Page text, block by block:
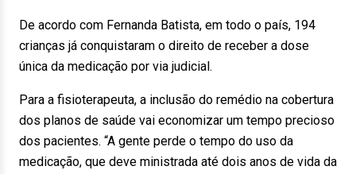
De acordo com Fernanda Batista, em todo o país, 194
crianças já conquistaram o direito de receber a dose
única da medicação por via judicial.
Para a fisioterapeuta, a inclusão do remédio na cobertura
dos planos de saúde vai economizar um tempo precioso
dos pacientes. “A gente perde o tempo do uso da
medicação, que deve ministrada até dois anos de vida da